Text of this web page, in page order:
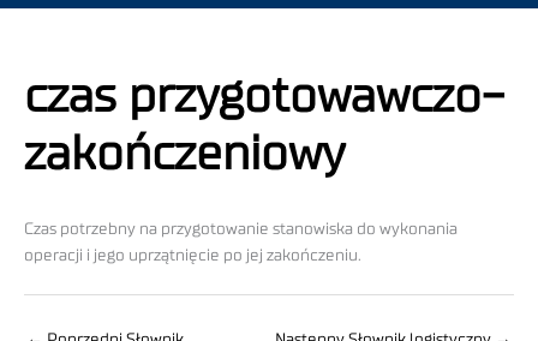
czas przygotowawczo-
zakończeniowy
Czas potrzebny na przygotowanie stanowiska do wykonania
operacji i jego uprzątnięcie po jej zakończeniu.